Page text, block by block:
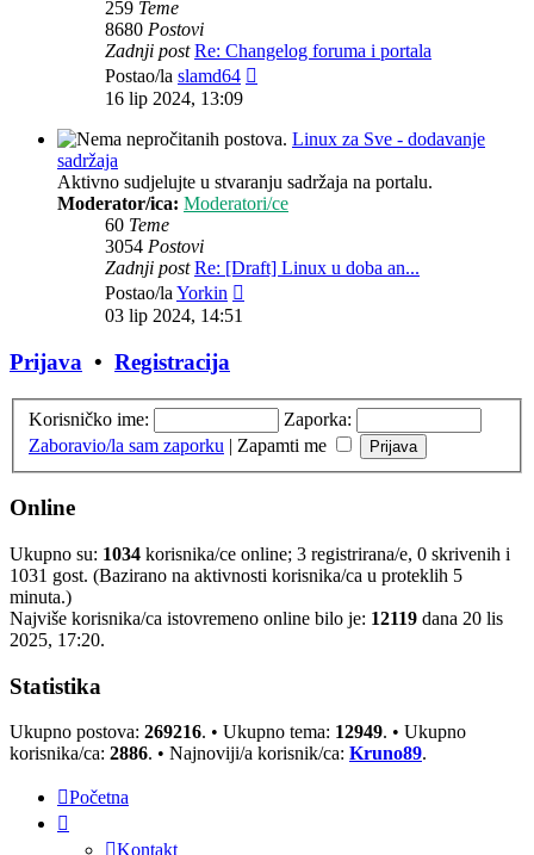
259 Teme
8680 Postovi
Zadnji post Re: Changelog foruma i portala
Postao/la slamd64
16 lip 2024, 13:09
Linux za Sve - dodavanje
sadržaja
Aktivno sudjelujte u stvaranju sadržaja na portalu.
Moderator/ica: Moderatori/ce
60 Teme
3054 Postovi
Zadnji post Re: [Draft] Linux u doba an...
Postao/laYorkin
03 lip 2024, 14:51
Prijava • Registracija
Korisničko ime:
Zaporka:
Zaboravio/la sam zaporku | Zapamti me
Online
Ukupno su: 1034 korisnika/ce online; 3 registrirana/e, 0 skrivenih i
1031 gost. (Bazirano na aktivnosti korisnika/ca u proteklih 5
minuta.)
Najviše korisnika/ca istovremeno online bilo je: 12119 dana 20 lis
2025, 17:20.
Statistika
Ukupno postova: 269216. • Ukupno tema: 12949. • Ukupno
korisnika/ca: 2886. • Najnoviji/a korisnik/ca: Kruno89.
Početna
Kontakt